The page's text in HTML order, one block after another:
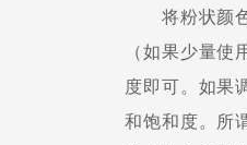
将粉状颜色
（如果少量
度即可。如果
和饱和度。所